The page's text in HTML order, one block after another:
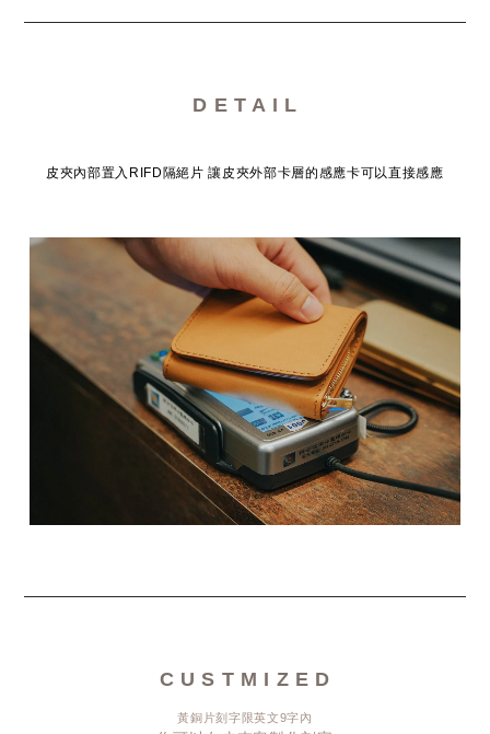
D E T A I L
皮夾內部置入RIFD隔絕片 讓皮夾外部卡層的感應卡可以直接感應
C U S T M I Z E D
黃銅片刻字限英文9字內